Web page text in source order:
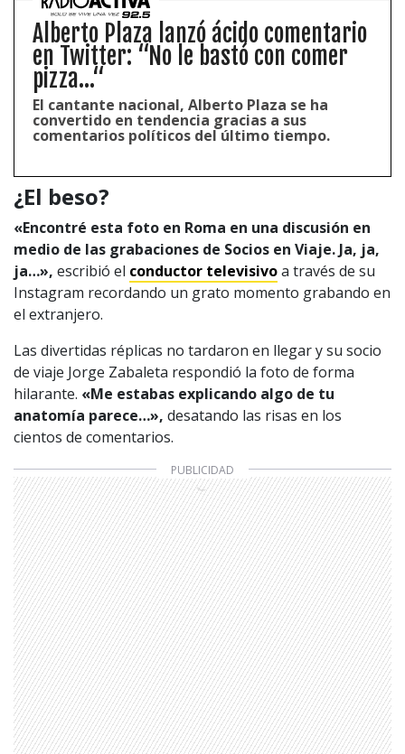
Alberto Plaza lanzó ácido comentario
en Twitter: “No le bastó con comer
pizza...“
El cantante nacional, Alberto Plaza se ha
convertido en tendencia gracias a sus
comentarios políticos del último tiempo.
¿El beso?
«Encontré esta foto en Roma en una discusión en
medio de las grabaciones de Socios en Viaje. Ja, ja,
ja…», escribió el conductor televisivoa través de su
Instagram recordando un grato momento grabando en
el extranjero.
Las divertidas réplicas no tardaron en llegar y su socio
de viaje Jorge Zabaleta respondió la foto de forma
hilarante. «Me estabas explicando algo de tu
anatomía parece…», desatando las risas en los
cientos de comentarios.